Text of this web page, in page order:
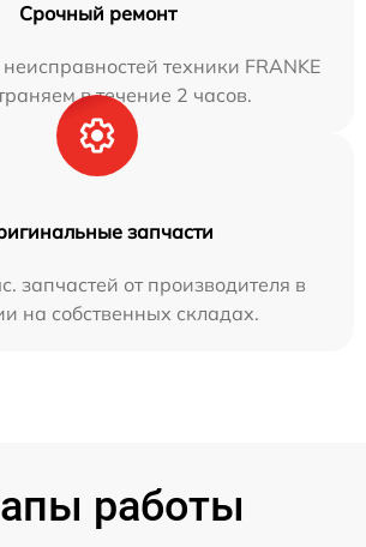
Срочный ремонт
техники FRANKE
в течение 2 часов.
запчасти
запчастей от производителя в
на собственных складах.
работы